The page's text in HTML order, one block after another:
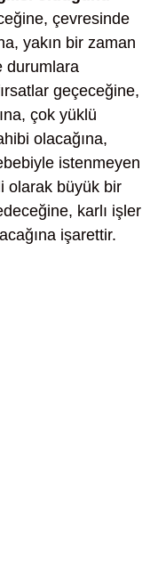
çevresinde
yakın bir zaman
durumlara
geçeceğine,
çok yüklü
olacağına,
istenmeyen
olarak büyük bir
karlı işler
işarettir.